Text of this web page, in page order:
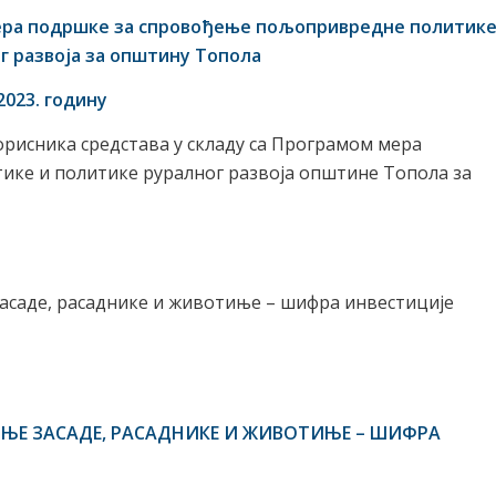
подршке за спровођење пољопривредне
развоја за општину Топола
3. годину
средстава у складу са Програмом мера
и политике руралног развоја општине Топола за
расаднике и животиње – шифра инвестиције
ЗАСАДЕ, РАСАДНИКЕ И ЖИВОТИЊЕ – ШИФРА